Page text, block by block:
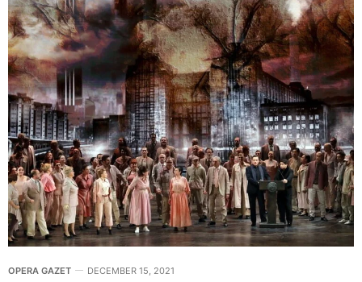
OPERA GAZET DECEMBER 15, 2021